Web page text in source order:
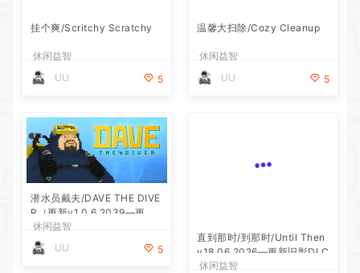
挂个爽/Scritchy Scratchy
休闲益智
UU
5
潜水员戴夫/DAVE THE DIVE
R（更新v1.0.6.2039—更新D
LC）
休闲益智
UU
5
直到那时/到那时/Until Then
v18.06.2026—更新旧影DLC
休闲益智